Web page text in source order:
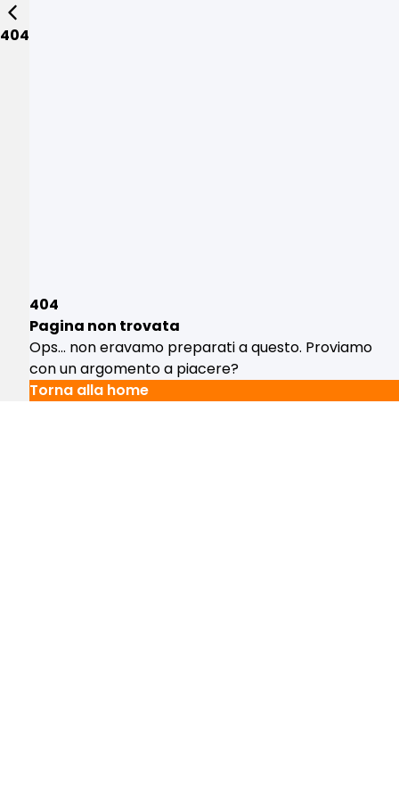
404
404
Pagina non trovata
Ops... non eravamo preparati a questo. Proviamo
con un argomento a piacere?
Torna alla home